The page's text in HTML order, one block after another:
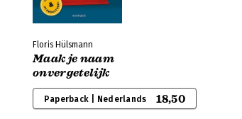
Floris Hülsmann
Maak je naam
onvergetelijk
Paperback | Nederlands 18,50